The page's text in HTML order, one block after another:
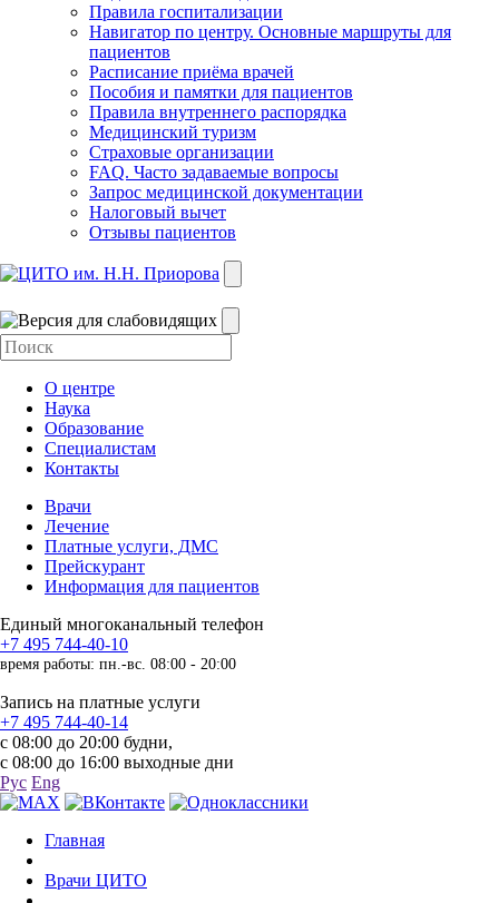
Правила госпитализации
Навигатор по центру. Основные маршруты для
пациентов
Расписание приёма врачей
Пособия и памятки для пациентов
Правила внутреннего распорядка
Медицинский туризм
Страховые организации
FAQ. Часто задаваемые вопросы
Запрос медицинской документации
Налоговый вычет
Отзывы пациентов
О центре
Наука
Образование
Специалистам
Контакты
Врачи
Лечение
Платные услуги, ДМС
Прейскурант
Информация для пациентов
Единый многоканальный телефон
+7 495 744-40-10
время работы: пн.-вс. 08:00 - 20:00
Запись на платные услуги
+7 495 744-40-14
с 08:00 до 20:00 будни,
с 08:00 до 16:00 выходные дни
Рус Eng
Главная
Врачи ЦИТО